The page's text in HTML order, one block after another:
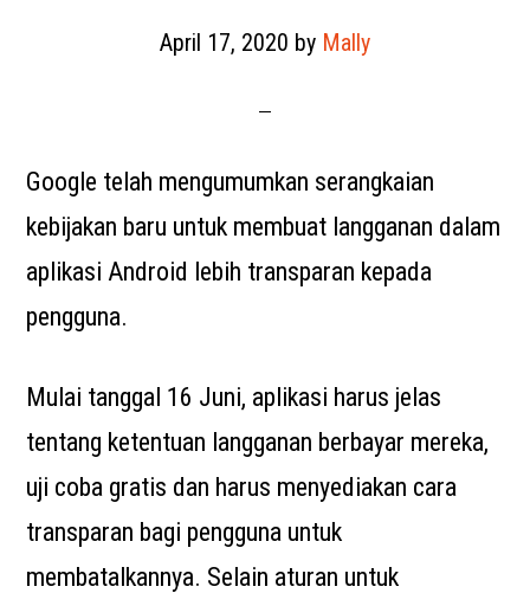
April 17, 2020 by Mally
Google telah mengumumkan serangkaian
kebijakan baru untuk membuat langganan dalam
aplikasi Android lebih transparan kepada
pengguna.
Mulai tanggal 16 Juni, aplikasi harus jelas
tentang ketentuan langganan berbayar mereka,
uji coba gratis dan harus menyediakan cara
transparan bagi pengguna untuk
membatalkannya. Selain aturan untuk